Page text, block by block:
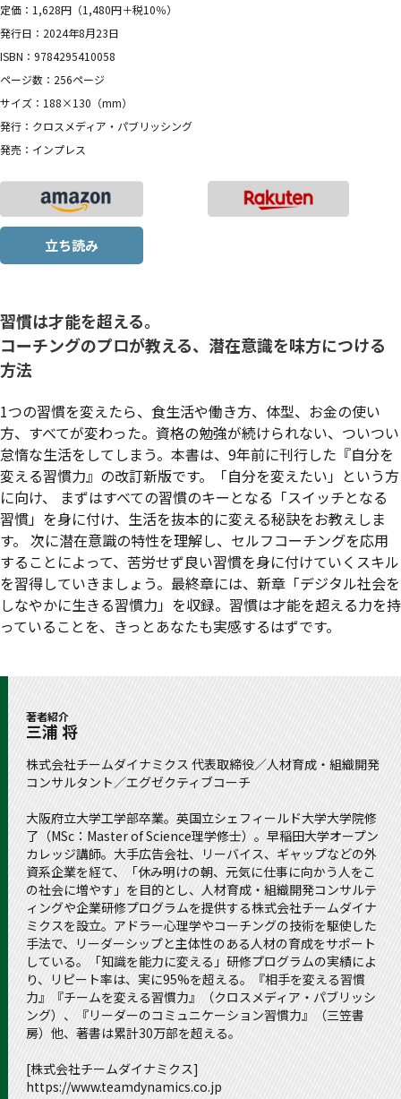
定価：1,628円（1,480円＋税10％）
発行日：2024年8月23日
ISBN：9784295410058
ページ数：256ページ
サイズ：188×130（mm）
発行：クロスメディア・パブリッシング
発売：インプレス
立ち読み
習慣は才能を超える。
コーチングのプロが教える、潜在意識を味方につける
方法
1つの習慣を変えたら、食生活や働き方、体型、お金の使い
方、すべてが変わった。資格の勉強が続けられない、ついつい
怠惰な生活をしてしまう。本書は、9年前に刊行した『自分を
変える習慣力』の改訂新版です。「自分を変えたい」という方
に向け、 まずはすべての習慣のキーとなる「スイッチとなる
習慣」を身に付け、生活を抜本的に変える秘訣をお教えしま
す。 次に潜在意識の特性を理解し、セルフコーチングを応用
することによって、苦労せず良い習慣を身に付けていくスキル
を習得していきましょう。最終章には、新章「デジタル社会を
しなやかに生きる習慣力」を収録。習慣は才能を超える力を持
っていることを、きっとあなたも実感するはずです。
著者紹介
三浦 将
株式会社チームダイナミクス 代表取締役／人材育成・組織開発
コンサルタント／エグゼクティブコーチ
大阪府立大学工学部卒業。英国立シェフィールド大学大学院修
了（MSc：Master of Science理学修士）。早稲田大学オープン
カレッジ講師。大手広告会社、リーバイス、ギャップなどの外
資系企業を経て、「休み明けの朝、元気に仕事に向かう人をこ
の社会に増やす」を目的とし、人材育成・組織開発コンサルテ
ィングや企業研修プログラムを提供する株式会社チームダイナ
ミクスを設立。アドラー心理学やコーチングの技術を駆使した
手法で、リーダーシップと主体性のある人材の育成をサポート
している。「知識を能力に変える」研修プログラムの実績によ
り、リピート率は、実に95%を超える。『相手を変える習慣
力』『チームを変える習慣力』（クロスメディア・パブリッシ
ング）、『リーダーのコミュニケーション習慣力』（三笠書
房）他、著書は累計30万部を超える。
[株式会社チームダイナミクス]
https://www.teamdynamics.co.jp